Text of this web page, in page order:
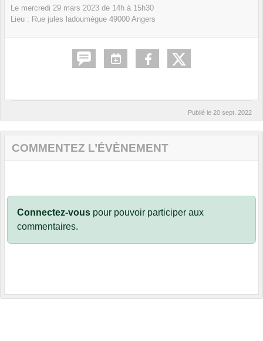
Le mercredi 29 mars 2023 de 14h à 15h30
Lieu : Rue jules ladoumègue 49000 Angers
Publié le 20 sept. 2022
COMMENTEZ L’ÉVÈNEMENT
Connectez-vous pour pouvoir participer aux
commentaires.